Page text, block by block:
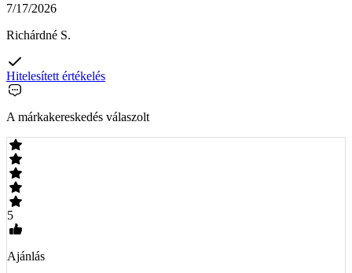
7/17/2026
Richárdné S.
Hitelesített értékelés
A márkakereskedés válaszolt
5
Ajánlás